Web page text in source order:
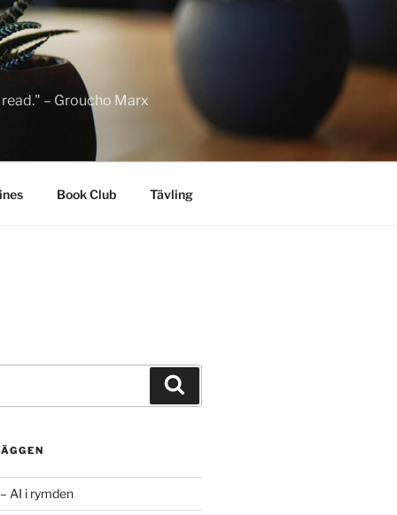
– Groucho Marx
Book Club Tävling
AI i rymden